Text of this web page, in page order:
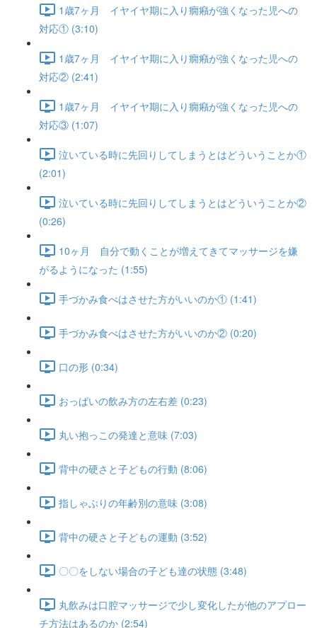
1歳7ヶ月 イヤイヤ期に入り癇癪が強くなった児への
対応① (3:10)
1歳7ヶ月 イヤイヤ期に入り癇癪が強くなった児への
対応② (2:41)
1歳7ヶ月 イヤイヤ期に入り癇癪が強くなった児への
対応③ (1:07)
泣いている時に先回りしてしまうとはどういうことか①
(2:01)
泣いている時に先回りしてしまうとはどういうことか②
(0:26)
10ヶ月 自分で動くことが増えてきてマッサージを嫌
がるようになった (1:55)
手づかみ食べはさせた方がいいのか① (1:41)
手づかみ食べはさせた方がいいのか② (0:20)
口の形 (0:34)
おっぱいの飲み方の左右差 (0:23)
丸い抱っこの発達と意味 (7:03)
背中の硬さと子どもの行動 (8:06)
指しゃぶりの年齢別の意味 (3:08)
背中の硬さと子どもの運動 (3:52)
〇〇をしない場合の子ども達の状態 (3:48)
丸飲みは口腔マッサージで少し変化したが他のアプロー
チ方法はあるのか (2:54)